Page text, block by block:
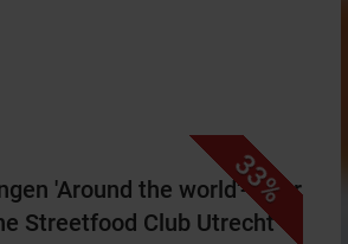
33%
'Around the world'-diner
Streetfood Club Utrecht